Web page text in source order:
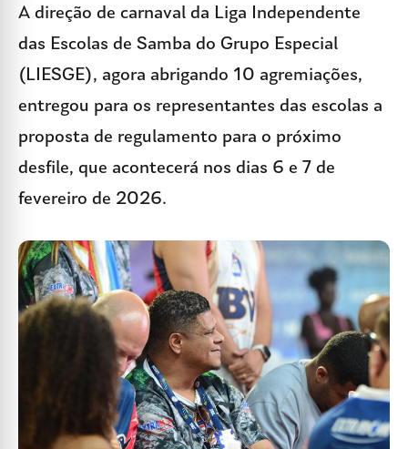
A direção de carnaval da Liga Independente
das Escolas de Samba do Grupo Especial
(LIESGE), agora abrigando 10 agremiações,
entregou para os representantes das escolas a
proposta de regulamento para o próximo
desfile, que acontecerá nos dias 6 e 7 de
fevereiro de 2026.